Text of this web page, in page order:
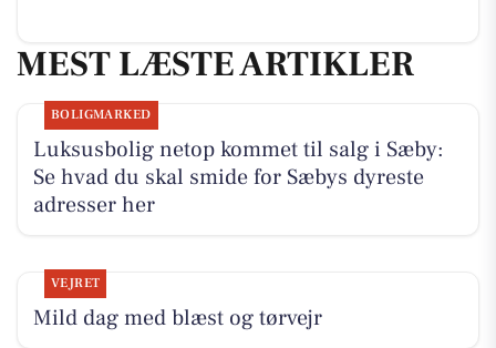
MEST LÆSTE ARTIKLER
BOLIGMARKED
Luksusbolig netop kommet til salg i Sæby:
Se hvad du skal smide for Sæbys dyreste
adresser her
VEJRET
Mild dag med blæst og tørvejr